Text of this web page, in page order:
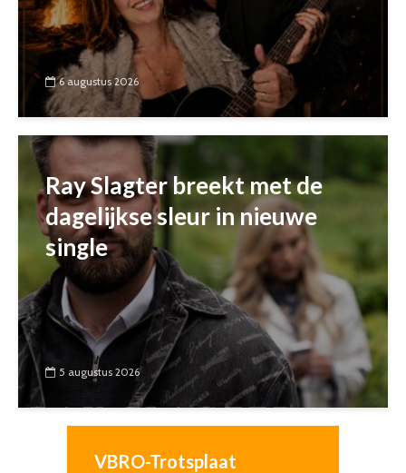
6 augustus 2026
Ray Slagter breekt met de
dagelijkse sleur in nieuwe
single
5 augustus 2026
VBRO-Trotsplaat